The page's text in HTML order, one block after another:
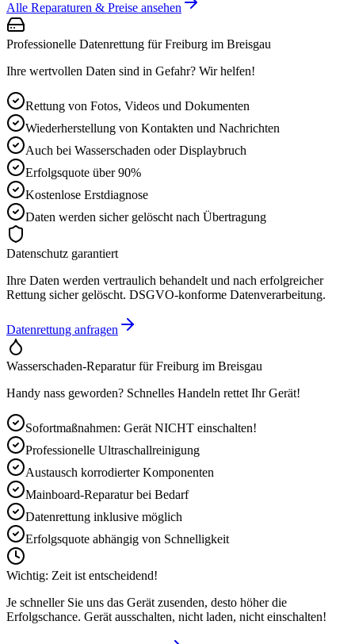
Alle Reparaturen & Preise ansehen
Professionelle Datenrettung fürFreiburg im Breisgau
Ihre wertvollen Daten sind in Gefahr? Wir helfen!
Rettung von Fotos, Videos und Dokumenten
Wiederherstellung von Kontakten und Nachrichten
Auch bei Wasserschaden oder Displaybruch
Erfolgsquote über 90%
Kostenlose Erstdiagnose
Daten werden sicher gelöscht nach Übertragung
Datenschutz garantiert
Ihre Daten werden vertraulich behandelt und nach erfolgreicher
Rettung sicher gelöscht. DSGVO-konforme Datenverarbeitung.
Datenrettung anfragen
Wasserschaden-Reparatur fürFreiburg im Breisgau
Handy nass geworden? Schnelles Handeln rettet Ihr Gerät!
Sofortmaßnahmen: Gerät NICHT einschalten!
Professionelle Ultraschallreinigung
Austausch korrodierter Komponenten
Mainboard-Reparatur bei Bedarf
Datenrettung inklusive möglich
Erfolgsquote abhängig von Schnelligkeit
Wichtig: Zeit ist entscheidend!
Je schneller Sie uns das Gerät zusenden, desto höher die
Erfolgschance. Gerät ausschalten, nicht laden, nicht einschalten!